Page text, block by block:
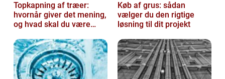
Topkapning af træer:
hvornår giver det mening,
og hvad skal du være
Køb af grus: sådan
vælger du den rigtige
løsning til dit projekt